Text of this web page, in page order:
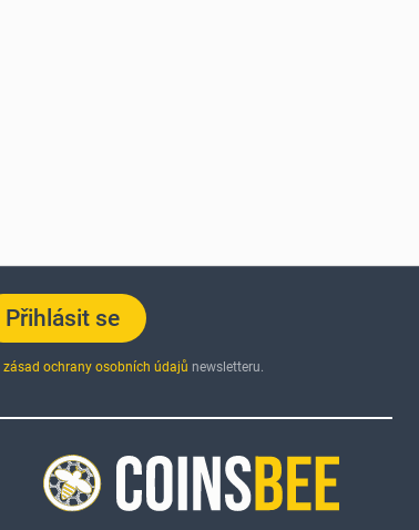
Přihlásit se
zásad ochrany osobních údajů newsletteru.